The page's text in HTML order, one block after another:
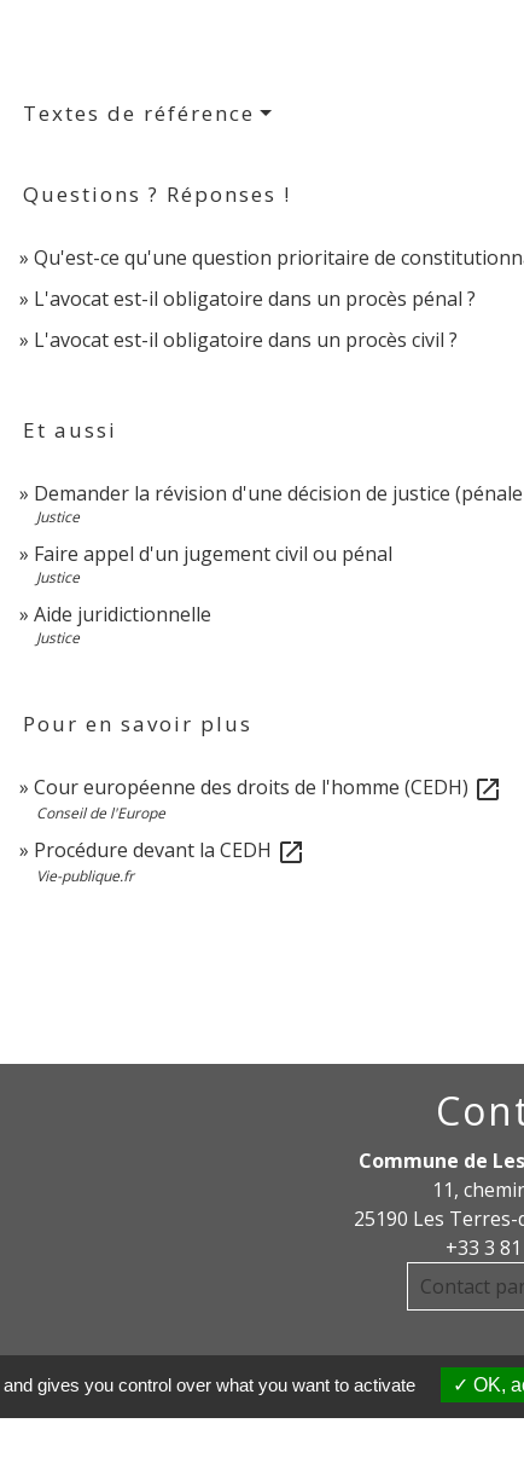
Textes de référence
Questions ? Réponses !
Qu'est-ce qu'une question prioritaire de
L'avocat est-il obligatoire dans un procès pénal ?
L'avocat est-il obligatoire dans un procès civil ?
Et aussi
Demander la révision d'une décision de justice
Justice
Faire appel d'un jugement civil ou pénal
Justice
Aide juridictionnelle
Justice
Pour en savoir plus
Cour européenne des droits de l'homme (CEDH) open_in_new
Conseil de l'Europe
Procédure devant la CEDH open_in_new
Vie-publique.fr
Commune de
11,
25190 Les Terres-
+33 3
Contact
gives you control over what you want to activate OK,